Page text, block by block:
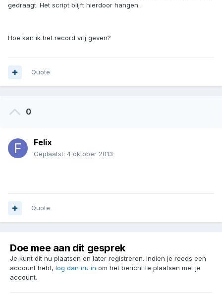
gedraagt. Het script blijft hierdoor hangen.
Hoe kan ik het record vrij geven?
Quote
0
Felix
Geplaatst: 4 oktober 2013
Quote
Doe mee aan dit gesprek
Je kunt dit nu plaatsen en later registreren. Indien je reeds een
account hebt, log dan nu in om het bericht te plaatsen met je
account.